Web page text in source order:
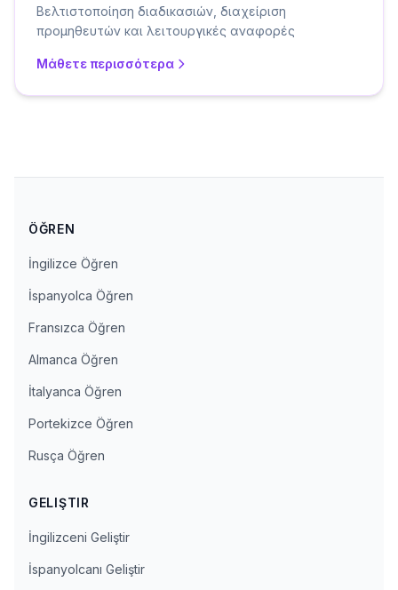
Βελτιστοποίηση διαδικασιών, διαχείριση
προμηθευτών και λειτουργικές αναφορές
Μάθετε περισσότερα
ÖĞREN
İngilizce Öğren
İspanyolca Öğren
Fransızca Öğren
Almanca Öğren
İtalyanca Öğren
Portekizce Öğren
Rusça Öğren
GELIŞTIR
İngilizceni Geliştir
İspanyolcanı Geliştir